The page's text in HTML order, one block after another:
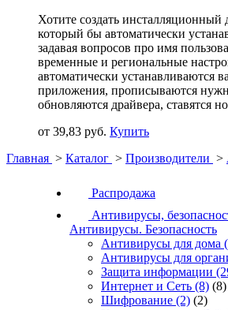
Хотите создать инсталляционный
который бы автоматически
задавая вопросов про имя
временные и региональные
автоматически устанавливаются
приложения, прописываются
обновляются драйвера, ставятся
от 39,83 руб. Купить
Главная > Каталог > Производители >
Распродажа
Антивирусы,
Антивирусы. Безопасность
Антивирусы для дома
Антивирусы для
Защита информации
Интернет и Сеть (8) (8)
Шифрование (2) (2)